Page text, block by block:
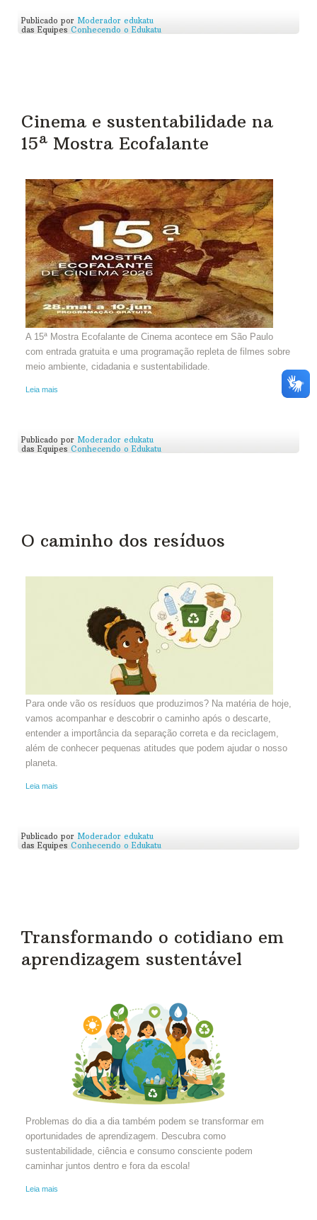
Publicado por Moderador edukatu
das Equipes Conhecendo o Edukatu
Cinema e sustentabilidade na
15ª Mostra Ecofalante
A 15ª Mostra Ecofalante de Cinema acontece em São Paulo
com entrada gratuita e uma programação repleta de filmes sobre
meio ambiente, cidadania e sustentabilidade.
Leia mais
Publicado por Moderador edukatu
das Equipes Conhecendo o Edukatu
O caminho dos resíduos
Para onde vão os resíduos que produzimos? Na matéria de hoje,
vamos acompanhar e descobrir o caminho após o descarte,
entender a importância da separação correta e da reciclagem,
além de conhecer pequenas atitudes que podem ajudar o nosso
planeta.
Leia mais
Publicado por Moderador edukatu
das Equipes Conhecendo o Edukatu
Transformando o cotidiano em
aprendizagem sustentável
Problemas do dia a dia também podem se transformar em
oportunidades de aprendizagem. Descubra como
sustentabilidade, ciência e consumo consciente podem
caminhar juntos dentro e fora da escola!
Leia mais